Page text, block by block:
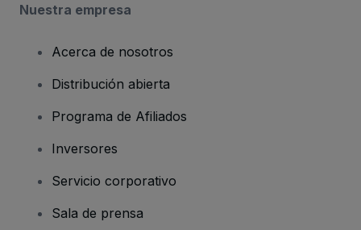
Nuestra empresa
Acerca de nosotros
Distribución abierta
Programa de Afiliados
Inversores
Servicio corporativo
Sala de prensa